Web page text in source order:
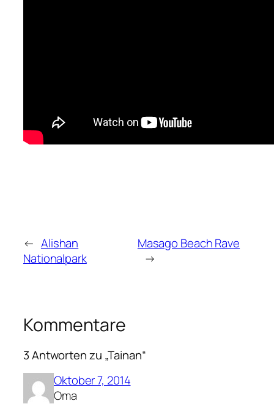
← Alishan
Nationalpark
Masago Beach Rave
→
Kommentare
3 Antworten zu „Tainan“
Oktober 7, 2014
Oma